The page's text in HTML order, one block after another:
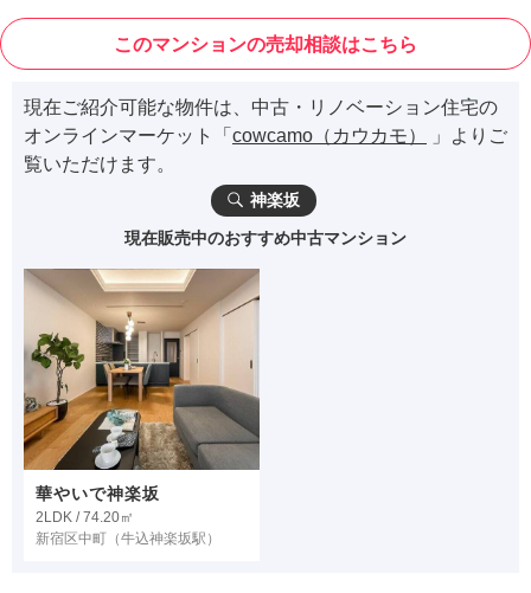
このマンションの売却相談はこちら
現在ご紹介可能な物件は、中古・リノベーション住宅の
オンラインマーケット「 cowcamo（カウカモ）
」よりご
覧いただけます。
神楽坂
現在販売中のおすすめ中古マンション
華やいで神楽坂
2LDK / 74.20㎡
新宿区中町 （牛込神楽坂駅）